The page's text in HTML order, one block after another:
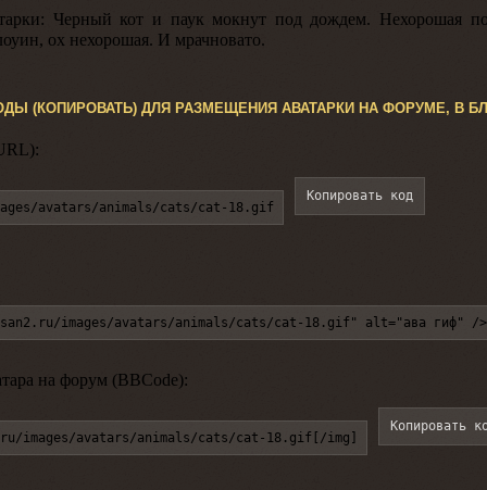
Черный кот и паук мокнут под дождем. Нехорошая
ох нехорошая. И мрачновато.
(КОПИРОВАТЬ) ДЛЯ РАЗМЕЩЕНИЯ АВАТАРКИ НА ФОРУМЕ, В
avatars/animals/cats/cat-18.gif
Копировать код
images/avatars/animals/cats/cat-18.gif" alt="ава гиф" />
на форум (BBCode):
images/avatars/animals/cats/cat-18.gif[/img]
Копировать